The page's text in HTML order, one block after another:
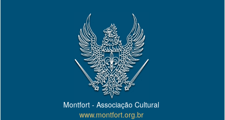
Montfort - Associação Cultural
www.montfort.org.br